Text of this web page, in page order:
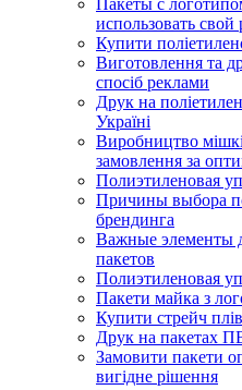
использовать
Купити
Виготовлення та
спосіб реклами
Друк на
Україні
Виробництво
замовлення за
Полиэтиленовая
Причины выбора
брендинга
Важные элементы
пакетов
Полиэтиленовая
Пакети майка з
Купити стрейч
Друк на пакетах
Замовити пакети
вигідне рішення